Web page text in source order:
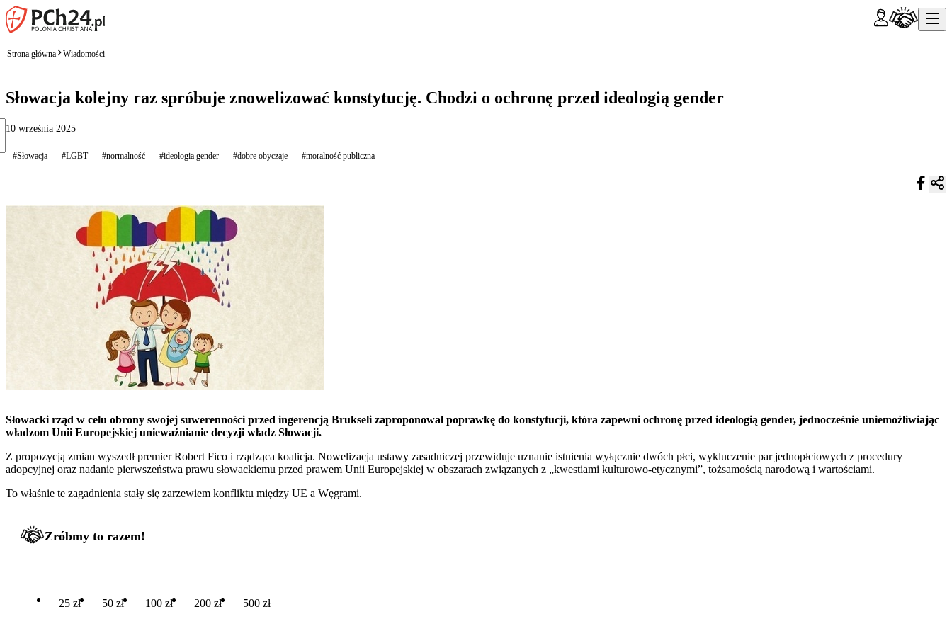
Strona główna Wiadomości
Słowacja kolejny raz spróbuje znowelizować konstytucję. Chodzi o ochronę przed ideologią gender
10 września 2025
#Słowacja #LGBT #normalność #ideologia gender #dobre obyczaje #moralność publiczna
Słowacki rząd w celu obrony swojej suwerenności przed ingerencją Brukseli zaproponował poprawkę do konstytucji, która zapewni ochronę przed ideologią gender, jednocześnie uniemożliwiając
władzom Unii Europejskiej unieważnianie decyzji władz Słowacji.
Z propozycją zmian wyszedł premier Robert Fico i rządząca koalicja. Nowelizacja ustawy zasadniczej przewiduje uznanie istnienia wyłącznie dwóch płci, wykluczenie par jednopłciowych z procedury
adopcyjnej oraz nadanie pierwszeństwa prawu słowackiemu przed prawem Unii Europejskiej w obszarach związanych z „kwestiami kulturowo-etycznymi”, tożsamością narodową i wartościami.
To właśnie te zagadnienia stały się zarzewiem konfliktu między UE a Węgrami.
Zróbmy to razem!
25 zł 50 zł 100 zł 200 zł 500 zł